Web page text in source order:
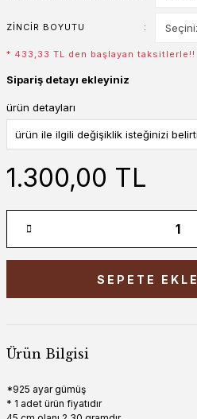
ZINCIR BOYUTU
* 433,33 TL den başlayan taksitlerle!!
Sipariş detayı ekleyiniz
ürün detayları
1.300,00 TL
SEPETE EKLE
Ürün Bilgisi
*925 ayar gümüş
* 1 adet ürün fiyatıdır